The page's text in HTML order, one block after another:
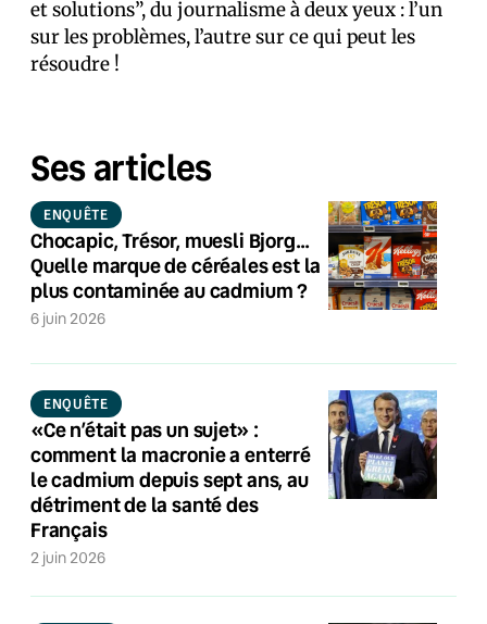
et solutions”, du journalisme à deux yeux : l’un
sur les problèmes, l’autre sur ce qui peut les
résoudre !
Ses articles
ENQUÊTE
Chocapic, Trésor, muesli Bjorg…
Quelle marque de céréales est la
plus contaminée au cadmium ?
6 juin 2026
ENQUÊTE
«Ce n’était pas un sujet» :
comment la macronie a enterré
le cadmium depuis sept ans, au
détriment de la santé des
Français
2 juin 2026